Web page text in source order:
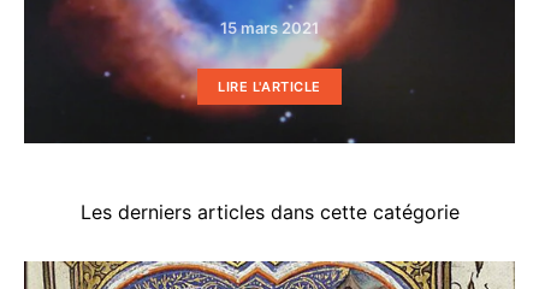
15 mars 2021
LIRE L'ARTICLE
Les derniers articles dans cette catégorie